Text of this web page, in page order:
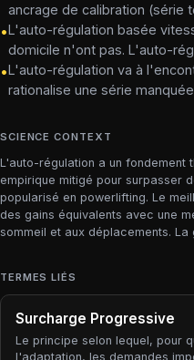
ancrage de calibration (série
•L'auto-régulation basée
domicile n'ont pas. L'auto-
•L'auto-régulation va à
rationalise une série
SCIENCE CONTEXT
L'auto-régulation a un fondement
empirique mitigé pour surpasser
popularisé en powerlifting. Le
des gains équivalents avec une
sommeil et aux déplacements.
TERMES LIÉS
Surcharge Progressive
Le principe selon lequel, pour
l'adaptation, les demandes